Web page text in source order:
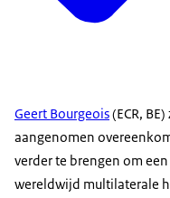
Geert Bourgeois(ECR,
aangenomen
verder te brengen om
wereldwijd multilaterale